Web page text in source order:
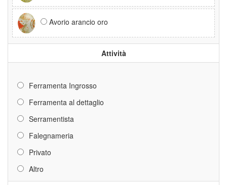
Avorio arancio oro
Attività
Ferramenta Ingrosso
Ferramenta al dettaglio
Serramentista
Falegnameria
Privato
Altro